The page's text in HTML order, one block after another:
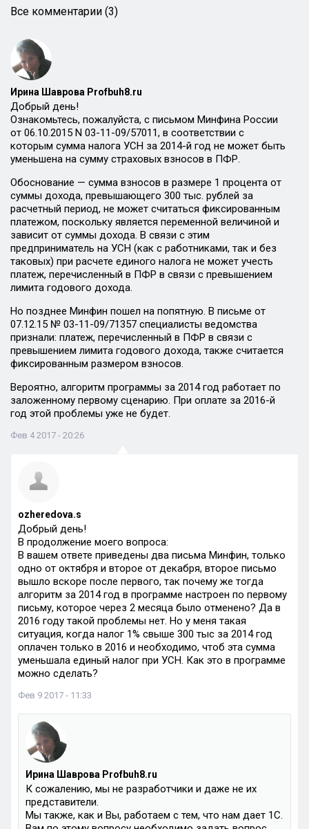
Все комментарии (3)
Ирина Шаврова Profbuh8.ru
Добрый день!
Ознакомьтесь, пожалуйста, с письмом Минфина России
от 06.10.2015 N 03-11-09/57011, в соответствии с
которым сумма налога УСН за 2014-й год не может быть
уменьшена на сумму страховых взносов в ПФР.
Обоснование — сумма взносов в размере 1 процента от
суммы дохода, превышающего 300 тыс. рублей за
расчетный период, не может считаться фиксированным
платежом, поскольку является переменной величиной и
зависит от суммы дохода. В связи с этим
предприниматель на УСН (как с работниками, так и без
таковых) при расчете единого налога не может учесть
платеж, перечисленный в ПФР в связи с превышением
лимита годового дохода.
Но позднее Минфин пошел на попятную. В письме от
07.12.15 № 03-11-09/71357 специалисты ведомства
признали: платеж, перечисленный в ПФР в связи с
превышением лимита годового дохода, также считается
фиксированным размером взносов.
Вероятно, алгоритм программы за 2014 год работает по
заложенному первому сценарию. При оплате за 2016-й
год этой проблемы уже не будет.
Фев 4 2017 - 20:26
ozheredova.s
Добрый день!
В продолжение моего вопроса:
В вашем ответе приведены два письма Минфин, только
одно от октября и второе от декабря, второе письмо
вышло вскоре после первого, так почему же тогда
алгоритм за 2014 год в программе настроен по первому
письму, которое через 2 месяца было отменено? Да в
2016 году такой проблемы нет. Но у меня такая
ситуация, когда налог 1% свыше 300 тыс за 2014 год
оплачен только в 2016 и необходимо, чтоб эта сумма
уменьшала единый налог при УСН. Как это в программе
можно сделать?
Фев 9 2017 - 11:33
Ирина Шаврова Profbuh8.ru
К сожалению, мы не разработчики и даже не их
представители.
Мы также, как и Вы, работаем с тем, что нам дает 1С.